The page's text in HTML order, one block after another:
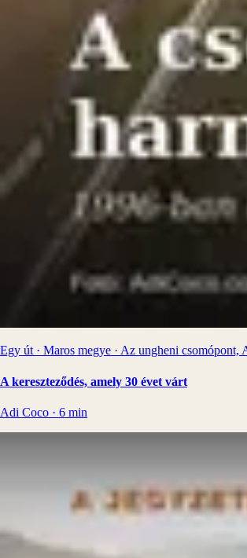
Egy út · Maros megye · Az ungheni csomópont,
A kereszteződés, amely 30 évet várt
Adi Coco · 6 min